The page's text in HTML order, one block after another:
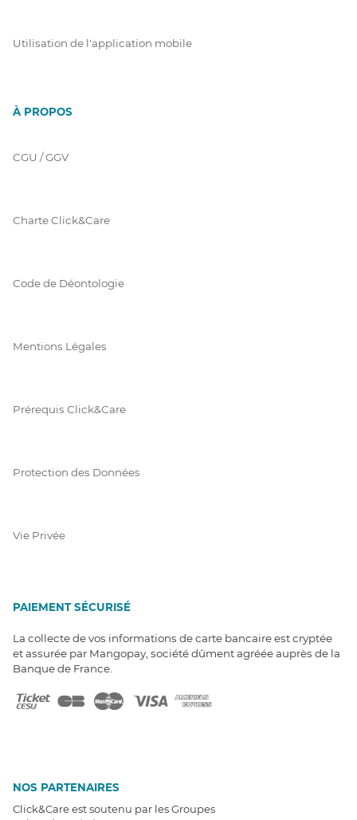
Utilisation de l'application mobile
À PROPOS
CGU / GGV
Charte Click&Care
Code de Déontologie
Mentions Légales
Prérequis Click&Care
Protection des Données
Vie Privée
PAIEMENT SÉCURISÉ
La collecte de vos informations de carte bancaire est cryptée
et assurée par Mangopay, société dûment agréée auprès de la
Banque de France.
NOS PARTENAIRES
Click&Care est soutenu par les Groupes